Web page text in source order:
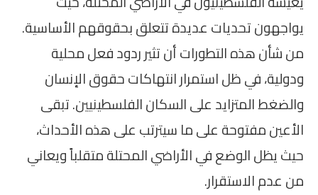
يواجهون تحديات عديدة تتعلق بحقوقهم الأساسية.
من شأن هذه التطورات أن تثير ردود فعل محلية
ودولية، في ظل استمرار انتهاكات حقوق الإنسان
والضغط المتزايد على السكان الفلسطينيين. تبقى
الأعين مفتوحة على ما سيترتب على هذه الأحداث،
حيث يظل الوضع في الأراضي المحتلة متقلباً ويعاني
من عدم الاستقرار.